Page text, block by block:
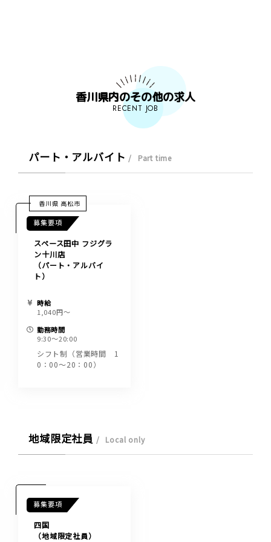
香川県内のその他の求人
RECENT JOB
パート・アルバイト Part time
香川県 高松市
募集要項
スペース田中 フジグラ
ン十川店
（パート・アルバイ
ト）
時給
1,040円〜
勤務時間
9:30～20:00
シフト制（営業時間 1
0：00～20：00）
地域限定社員 Local only
募集要項
四国
（地域限定社員）